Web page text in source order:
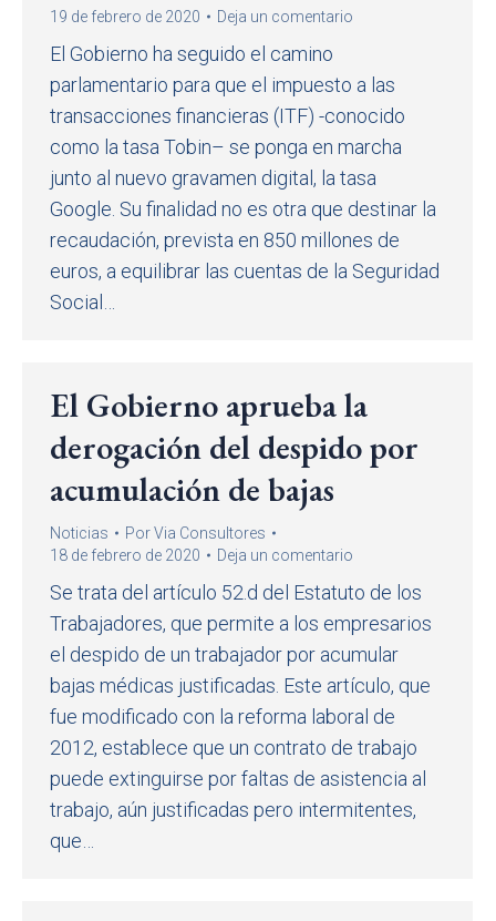
19 de febrero de 2020
Deja un comentario
El Gobierno ha seguido el camino
parlamentario para que el impuesto a las
transacciones financieras (ITF) -conocido
como la tasa Tobin– se ponga en marcha
junto al nuevo gravamen digital, la tasa
Google. Su finalidad no es otra que destinar la
recaudación, prevista en 850 millones de
euros, a equilibrar las cuentas de la Seguridad
Social…
El Gobierno aprueba la
derogación del despido por
acumulación de bajas
Noticias PorVia Consultores
18 de febrero de 2020
Deja un comentario
Se trata del artículo 52.d del Estatuto de los
Trabajadores, que permite a los empresarios
el despido de un trabajador por acumular
bajas médicas justificadas. Este artículo, que
fue modificado con la reforma laboral de
2012, establece que un contrato de trabajo
puede extinguirse por faltas de asistencia al
trabajo, aún justificadas pero intermitentes,
que…